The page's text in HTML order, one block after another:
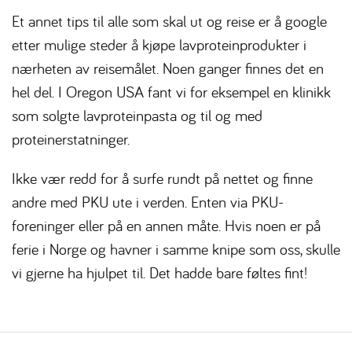
Et annet tips til alle som skal ut og reise er å google
etter mulige steder å kjøpe lavproteinprodukter i
nærheten av reisemålet. Noen ganger finnes det en
hel del. I Oregon USA fant vi for eksempel en klinikk
som solgte lavproteinpasta og til og med
proteinerstatninger.
Ikke vær redd for å surfe rundt på nettet og finne
andre med PKU ute i verden. Enten via PKU-
foreninger eller på en annen måte. Hvis noen er på
ferie i Norge og havner i samme knipe som oss, skulle
vi gjerne ha hjulpet til. Det hadde bare føltes fint!